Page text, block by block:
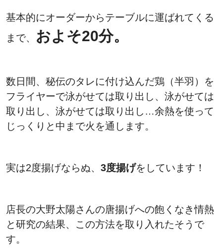
基本的にオーダーからテーブルに運ばれてくる
まで、 およそ20分。
数日間、秘伝のタレに付け込んだ鶏（半羽）を
フライヤーで泳がせては取り出し、泳がせては
取り出し、泳がせては取り出し…余熱を使って
じっくりと中まで火を通します。
実は2度揚げならぬ、 3度揚げをしています！
店長の大野太陽さんの唐揚げへの飽くなき情熱
と研究の結果、この方法を取り入れたそうで
す。